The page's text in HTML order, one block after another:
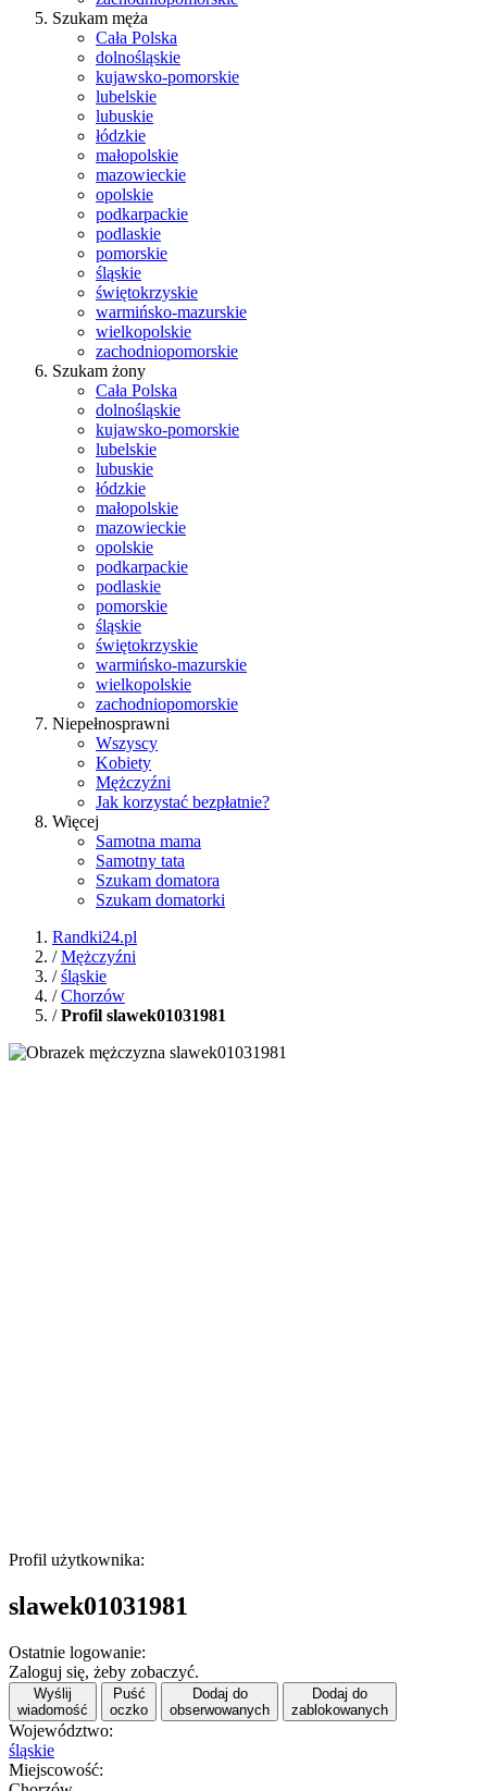
Szukam męża
Cała Polska
dolnośląskie
kujawsko-pomorskie
lubelskie
lubuskie
łódzkie
małopolskie
mazowieckie
opolskie
podkarpackie
podlaskie
pomorskie
śląskie
świętokrzyskie
warmińsko-mazurskie
wielkopolskie
zachodniopomorskie
Szukam żony
Cała Polska
dolnośląskie
kujawsko-pomorskie
lubelskie
lubuskie
łódzkie
małopolskie
mazowieckie
opolskie
podkarpackie
podlaskie
pomorskie
śląskie
świętokrzyskie
warmińsko-mazurskie
wielkopolskie
zachodniopomorskie
Niepełnosprawni
Wszyscy
Kobiety
Mężczyźni
Jak korzystać bezpłatnie?
Więcej
Samotna mama
Samotny tata
Szukam domatora
Szukam domatorki
Randki24.pl
/Mężczyźni
/śląskie
/Chorzów
/Profil slawek01031981
Profil użytkownika:
slawek01031981
Ostatnie logowanie:
Zaloguj się, żeby zobaczyć.
Wyślij
wiadomość
Puść
oczko
Dodaj do
obserwowanych
Dodaj do
zablokowanych
Województwo:
śląskie
Miejscowość: